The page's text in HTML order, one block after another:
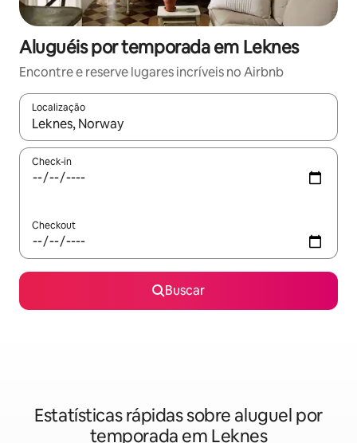
Aluguéis por temporada em Leknes
Encontre e reserve lugares incríveis no Airbnb
Localização
Quando os resultados estiverem disponíveis, explore-os
Check-in
Checkout
Buscar
Estatísticas rápidas sobre aluguel por
temporada em Leknes